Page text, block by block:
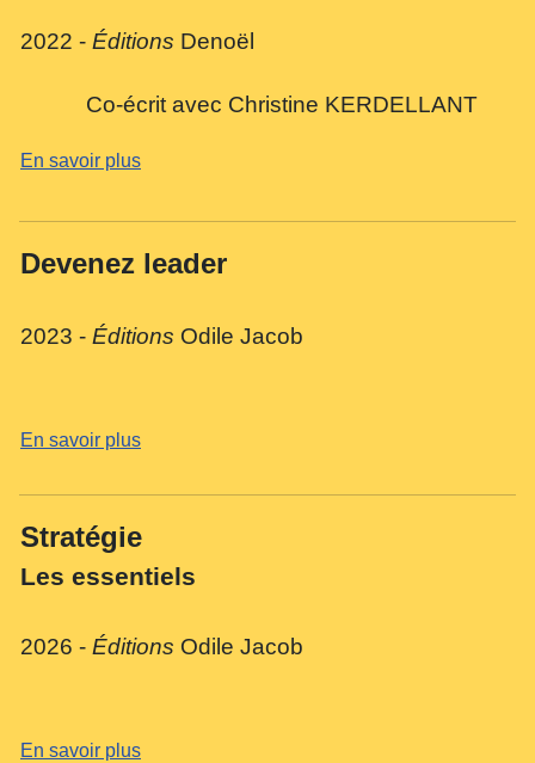
2022 - Éditions Denoël
Co-écrit avec Christine KERDELLANT
En savoir plus
Devenez leader
2023 - Éditions Odile Jacob
En savoir plus
Stratégie
Les essentiels
2026 - Éditions Odile Jacob
En savoir plus